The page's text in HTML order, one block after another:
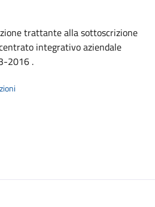
trattante alla sottoscrizione
integrativo aziendale
2016 .